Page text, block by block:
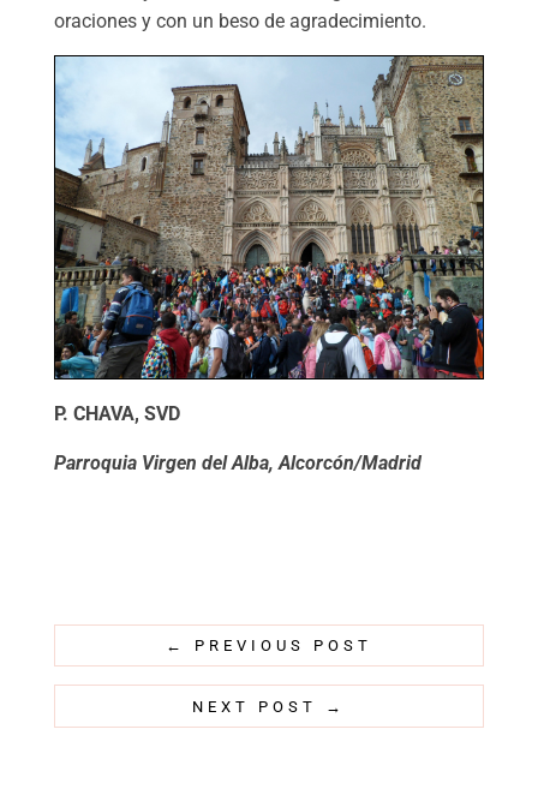
oraciones y con un beso de agradecimiento.
P. CHAVA, SVD
Parroquia Virgen del Alba, Alcorcón/Madrid
← PREVIOUS POST
NEXT POST →